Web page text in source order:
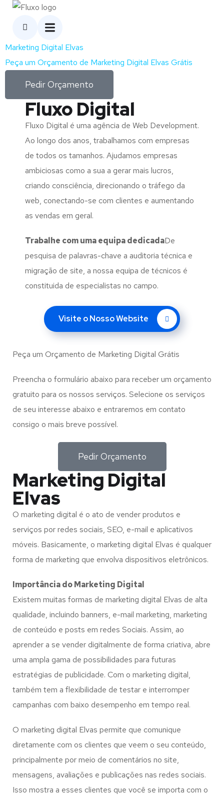
Marketing Digital Elvas
Peça um Orçamento de Marketing Digital Elvas Grátis
Pedir Orçamento
Fluxo Digital
Fluxo Digital é uma agência de Web Development.
Ao longo dos anos, trabalhamos com empresas
de todos os tamanhos. Ajudamos empresas
ambiciosas como a sua a gerar mais lucros,
criando consciência, direcionando o tráfego da
web, conectando-se com clientes e aumentando
as vendas em geral.
Trabalhe com umaequipa dedicadaDe
pesquisa de palavras-chave a auditoria técnica e
migração de site, a nossa equipa de técnicos é
constituida de especialistas no campo.
Visite o Nosso Website
Peça um Orçamento de Marketing Digital Grátis
Preencha o formulário abaixo para receber um orçamento
gratuito para os nossos serviços. Selecione os serviços
de seu interesse abaixo e entraremos em contato
consigo o mais breve possível.
Pedir Orçamento
Marketing Digital
Elvas
O marketing digital é o ato de vender produtos e
serviços por redes sociais, SEO, e-mail e aplicativos
móveis. Basicamente, o marketing digital Elvas é qualquer
forma de marketing que envolva dispositivos eletrônicos.
Importância do Marketing Digital
Existem muitas formas de marketing digital Elvas de alta
qualidade, incluindo banners, e-mail marketing, marketing
de conteúdo e posts em redes Sociais. Assim, ao
aprender a se vender digitalmente de forma criativa, abre
uma ampla gama de possibilidades para futuras
estratégias de publicidade. Com o marketing digital,
também tem a flexibilidade de testar e interromper
campanhas com baixo desempenho em tempo real.
O marketing digital Elvas permite que comunique
diretamente com os clientes que veem o seu conteúdo,
principalmente por meio de comentários no site,
mensagens, avaliações e publicações nas redes sociais.
Isso mostra a esses clientes que você se importa com o